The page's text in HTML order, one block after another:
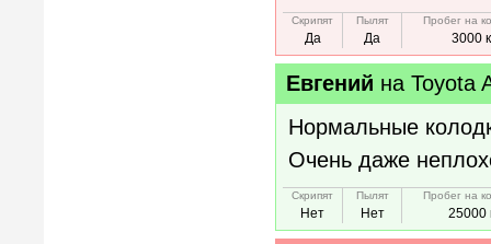
Скрипят
Да
Пылят
Да
Пробег на
3000
Евгений на Toyota
Нормальные
Очень даже
Скрипят
Нет
Пылят
Нет
Пробег на
25000